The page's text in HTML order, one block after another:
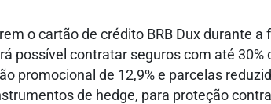
o cartão de crédito BRB Dux durante
possível contratar seguros com até
promocional de 12,9% e parcelas
de hedge, para proteção